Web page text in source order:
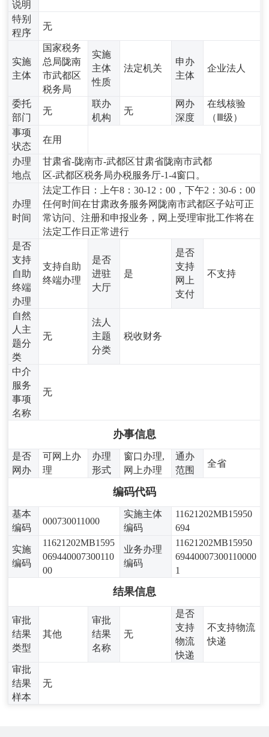
说明
特别
程序
无
实施
主体
国家税务
总局陇南
市武都区
税务局
实施
主体
性质
法定机关
申办
主体
企业法人
委托
部门
无
联办
机构
无
网办
深度
在线核验
（Ⅲ级）
事项
状态
在用
办理
地点
甘肃省-陇南市-武都区甘肃省陇南市武都
区-武都区税务局办税服务厅-1-4窗口。
办理
时间
法定工作日：上午8：30-12：00，下午2：30-6：00
任何时间在甘肃政务服务网陇南市武都区子站可正
常访问、注册和申报业务，网上受理审批工作将在
法定工作日正常进行
是否
支持
自助
终端
办理
支持自助
终端办理
是否
进驻
大厅
是
是否
支持
网上
支付
不支持
自然
人主
题分
类
无
法人
主题
分类
税收财务
中介
服务
事项
名称
无
办事信息
是否
网办
可网上办
理
办理
形式
窗口办理,
网上办理
通办
范围
全省
编码代码
基本
编码
000730011000
实施主体
编码
11621202MB15950
694
实施
编码
11621202MB1595
069440007300110
00
业务办理
编码
11621202MB15950
69440007300110000
1
结果信息
审批
结果
类型
其他
审批
结果
名称
无
是否
支持
物流
快递
不支持物流
快递
审批
结果
样本
无